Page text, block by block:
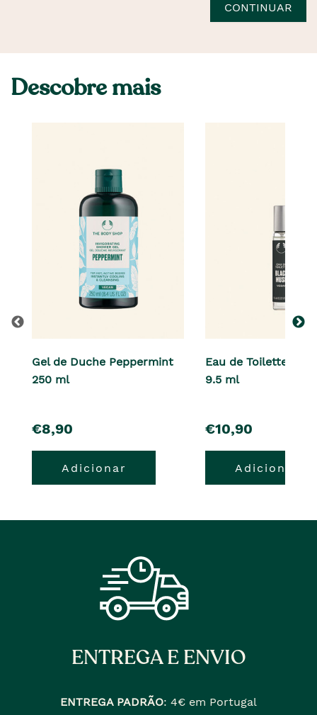
CONTINUAR
Descobre mais
Gel de Duche Peppermint
250 ml
pre�o
€8,90
Adicionar
Eau de Toilette
9.5 ml
pre�o
€10,90
Adicionar
ENTREGA E ENVIO
ENTREGA PADRÃO: 4€ em Portugal